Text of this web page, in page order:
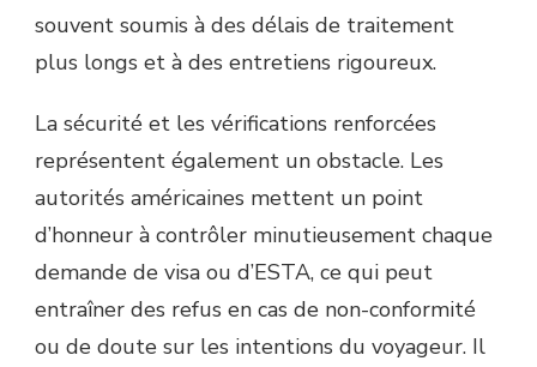
souvent soumis à des délais de traitement
plus longs et à des entretiens rigoureux.
La sécurité et les vérifications renforcées
représentent également un obstacle. Les
autorités américaines mettent un point
d’honneur à contrôler minutieusement chaque
demande de visa ou d’ESTA, ce qui peut
entraîner des refus en cas de non-conformité
ou de doute sur les intentions du voyageur. Il